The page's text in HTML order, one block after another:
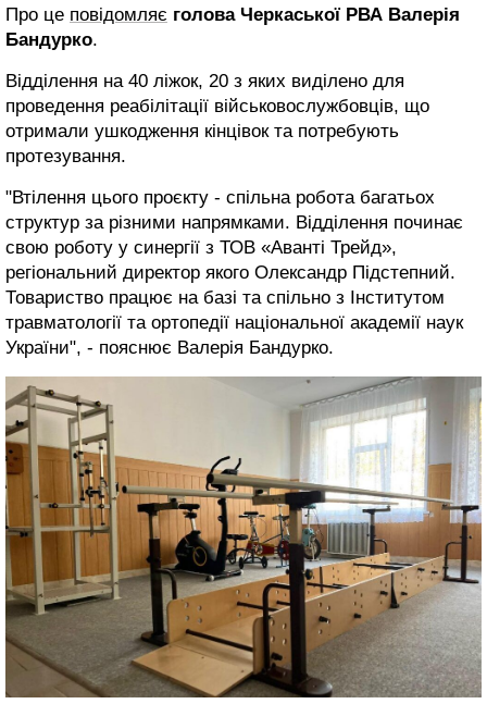
Про це повідомляє голова Черкаської РВА Валерія
Бандурко.
Відділення на 40 ліжок, 20 з яких виділено для
проведення реабілітації військовослужбовців, що
отримали ушкодження кінцівок та потребують
протезування.
"Втілення цього проєкту - спільна робота багатьох
структур за різними напрямками. Відділення починає
свою роботу у синергії з ТОВ «Аванті Трейд»,
регіональний директор якого Олександр Підстепний.
Товариство працює на базі та спільно з Інститутом
травматології та ортопедії національної академії наук
України", - пояснює Валерія Бандурко.